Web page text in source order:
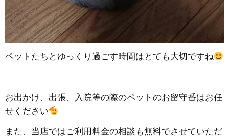
ペットたちとゆっくり過ごす時間はとても大切ですね
お出かけ、出張、入院等の際のペットのお留守番はお任
せください
また、当店ではご利用料金の相談も無料でさせていただ